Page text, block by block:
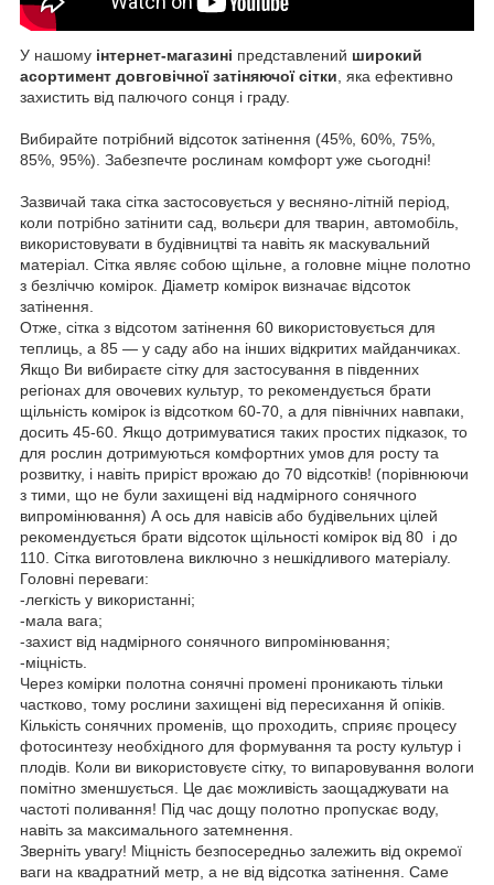
У нашому інтернет-магазині представлений широкий
асортимент довговічної затіняючої сітки , яка ефективно
захистить від палючого сонця і граду.
Вибирайте потрібний відсоток затінення (45%, 60%, 75%,
85%, 95%). Забезпечте рослинам комфорт уже сьогодні!
Зазвичай така сітка застосовується у весняно-літній період,
коли потрібно затінити сад, вольєри для тварин, автомобіль,
використовувати в будівництві та навіть як маскувальний
матеріал. Сітка являє собою щільне, а головне міцне полотно
з безліччю комірок. Діаметр комірок визначає відсоток
затінення.
Отже, сітка з відсотом затінення 60 використовується для
теплиць, а 85 — у саду або на інших відкритих майданчиках.
Якщо Ви вибираєте сітку для застосування в південних
регіонах для овочевих культур, то рекомендується брати
щільність комірок із відсотком 60-70, а для північних навпаки,
досить 45-60. Якщо дотримуватися таких простих підказок, то
для рослин дотримуються комфортних умов для росту та
розвитку, і навіть приріст врожаю до 70 відсотків! (порівнюючи
з тими, що не були захищені від надмірного сонячного
випромінювання) А ось для навісів або будівельних цілей
рекомендується брати відсоток щільності комірок від 80 і до
110. Сітка виготовлена виключно з нешкідливого матеріалу.
Головні переваги:
-легкість у використанні;
-мала вага;
-захист від надмірного сонячного випромінювання;
-міцність.
Через комірки полотна сонячні промені проникають тільки
частково, тому рослини захищені від пересихання й опіків.
Кількість сонячних променів, що проходить, сприяє процесу
фотосинтезу необхідного для формування та росту культур і
плодів. Коли ви використовуєте сітку, то випаровування вологи
помітно зменшується. Це дає можливість заощаджувати на
частоті поливання! Під час дощу полотно пропускає воду,
навіть за максимального затемнення.
Зверніть увагу! Міцність безпосередньо залежить від окремої
ваги на квадратний метр, а не від відсотка затінення. Саме